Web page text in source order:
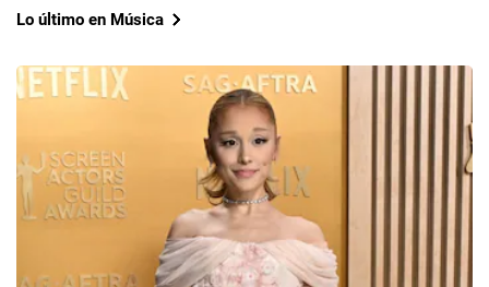
Lo último en Música